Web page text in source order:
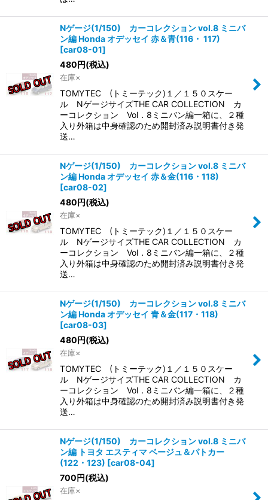
Nゲージ(1/150) カーコレクション vol.8 ミニバ
ン編 Honda オデッセイ 赤＆青(116・ 117)
[car08-01]
480円(税込)
在庫×
TOMYTEC (トミーテック)１／１５０スケー
ル NゲージサイズTHE CAR COLLECTION カ
ーコレクション Vol．8ミニバン編一箱に、２種
入り外箱は中身確認のため開封済み説明書付き発
送…
Nゲージ(1/150) カーコレクション vol.8 ミニバ
ン編 Honda オデッセイ 赤＆金(116・118)
[car08-02]
480円(税込)
在庫×
TOMYTEC (トミーテック)１／１５０スケー
ル NゲージサイズTHE CAR COLLECTION カ
ーコレクション Vol．8ミニバン編一箱に、２種
入り外箱は中身確認のため開封済み説明書付き発
送…
Nゲージ(1/150) カーコレクション vol.8 ミニバ
ン編 Honda オデッセイ 青＆金(117・118)
[car08-03]
480円(税込)
在庫×
TOMYTEC (トミーテック)１／１５０スケー
ル NゲージサイズTHE CAR COLLECTION カ
ーコレクション Vol．8ミニバン編一箱に、２種
入り外箱は中身確認のため開封済み説明書付き発
送…
Nゲージ(1/150) カーコレクション vol.8 ミニバ
ン編 トヨタ エスティマ ベージュ＆パトカー
(122・123) [car08-04]
700円(税込)
在庫×